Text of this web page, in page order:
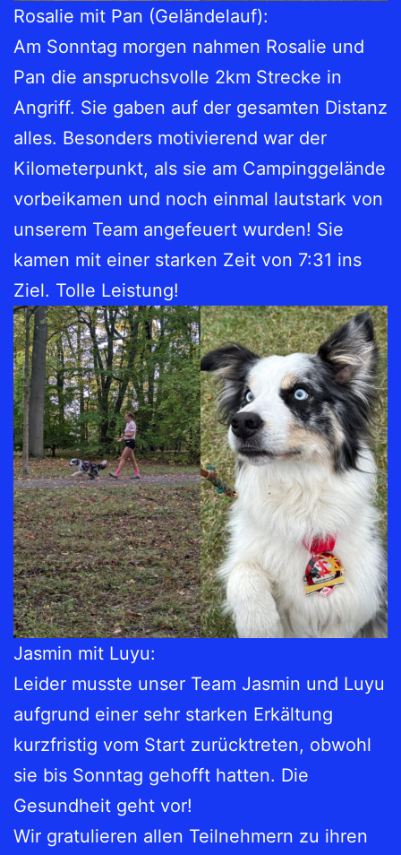
Rosalie mit Pan (Geländelauf):
Am Sonntag morgen nahmen Rosalie und
Pan die anspruchsvolle 2km Strecke in
Angriff. Sie gaben auf der gesamten Distanz
alles. Besonders motivierend war der
Kilometerpunkt, als sie am Campinggelände
vorbeikamen und noch einmal lautstark von
unserem Team angefeuert wurden! Sie
kamen mit einer starken Zeit von 7:31 ins
Ziel. Tolle Leistung!
Jasmin mit Luyu:
Leider musste unser Team Jasmin und Luyu
aufgrund einer sehr starken Erkältung
kurzfristig vom Start zurücktreten, obwohl
sie bis Sonntag gehofft hatten. Die
Gesundheit geht vor!
Wir gratulieren allen Teilnehmern zu ihren